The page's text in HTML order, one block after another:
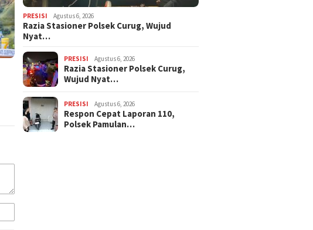
PRESISI Agustus 6, 2026
Razia Stasioner Polsek Curug, Wujud
Nyat…
PRESISI Agustus 6, 2026
Razia Stasioner Polsek Curug,
Wujud Nyat…
PRESISI Agustus 6, 2026
Respon Cepat Laporan 110,
Polsek Pamulan…